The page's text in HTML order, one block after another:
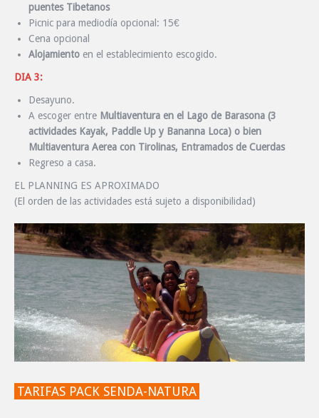
puentes Tibetanos
Picnic para mediodía opcional: 15€
Cena opcional
Alojamiento en el establecimiento escogido.
DIA 3:
Desayuno.
A escoger entre Multiaventura en el Lago de Barasona (3
actividades Kayak, Paddle Up y Bananna Loca) o bien
Multiaventura Aerea con Tirolinas, Entramados de Cuerdas
Regreso a casa.
EL PLANNING ES APROXIMADO
(El orden de las actividades está sujeto a disponibilidad)
TARIFAS PACK SENDA-NATURA